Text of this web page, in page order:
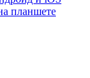
планшете